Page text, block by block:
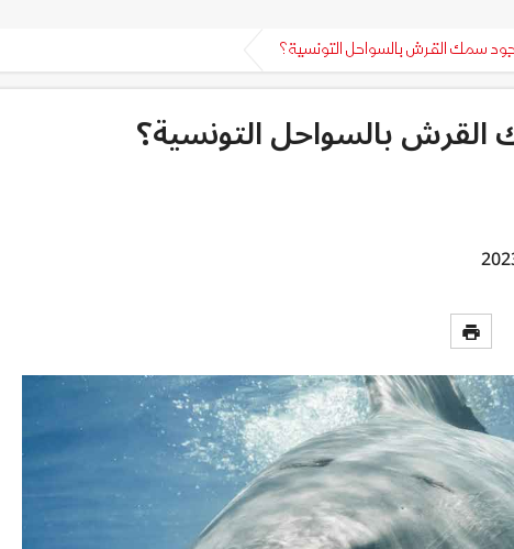
سمك القرش بالسواحل التونسية؟
بالسواحل التونسية؟